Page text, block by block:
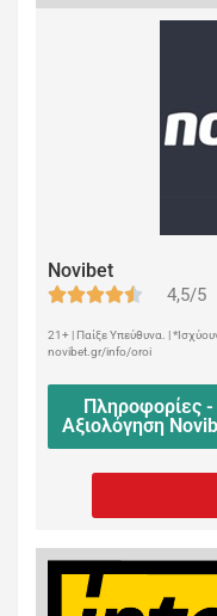
Novibet
4,5/5
21+ | Παίξε Υπεύθυνα. |
novibet.gr/info/oroi
Πληροφορίες -
Αξιολόγηση